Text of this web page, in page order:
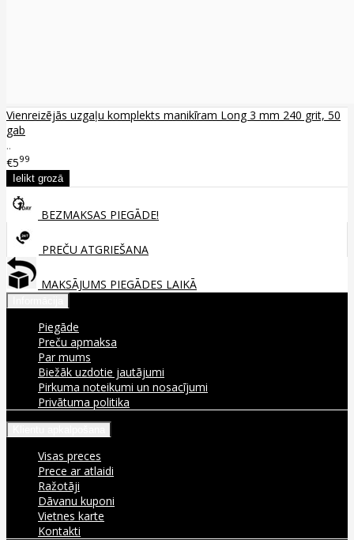
Vienreizējās uzgaļu komplekts manikīram Long 3 mm 240 grit, 50
gab
..
€599
BEZMAKSAS PIEGĀDE!
PREČU ATGRIEŠANA
MAKSĀJUMS PIEGĀDES LAIKĀ
Piegāde
Preču apmaksa
Par mums
Biežāk uzdotie jautājumi
Pirkuma noteikumi un nosacījumi
Privātuma politika
Visas preces
Prece ar atlaidi
Ražotāji
Dāvanu kuponi
Vietnes karte
Kontakti